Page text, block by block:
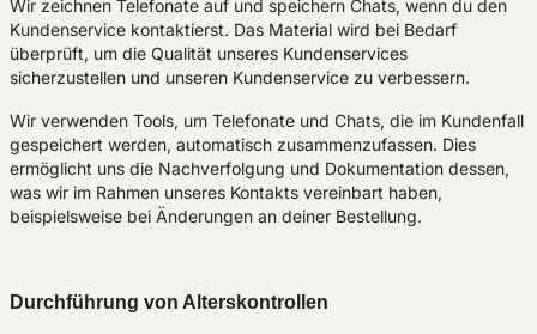
Wir zeichnen Telefonate auf und speichern Chats, wenn du den
Kundenservice kontaktierst. Das Material wird bei Bedarf
überprüft, um die Qualität unseres Kundenservices
sicherzustellen und unseren Kundenservice zu verbessern.
Wir verwenden Tools, um Telefonate und Chats, die im Kundenfall
gespeichert werden, automatisch zusammenzufassen. Dies
ermöglicht uns die Nachverfolgung und Dokumentation dessen,
was wir im Rahmen unseres Kontakts vereinbart haben,
beispielsweise bei Änderungen an deiner Bestellung.
Durchführung von Alterskontrollen